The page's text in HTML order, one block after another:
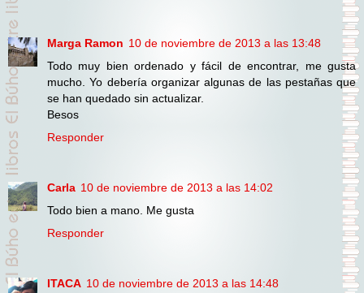
Marga Ramon 10 de noviembre de 2013 a las 13:48
Todo muy bien ordenado y fácil de encontrar, me gusta
mucho. Yo debería organizar algunas de las pestañas que
se han quedado sin actualizar.
Besos
Responder
Carla 10 de noviembre de 2013 a las 14:02
Todo bien a mano. Me gusta
Responder
ITACA 10 de noviembre de 2013 a las 14:48